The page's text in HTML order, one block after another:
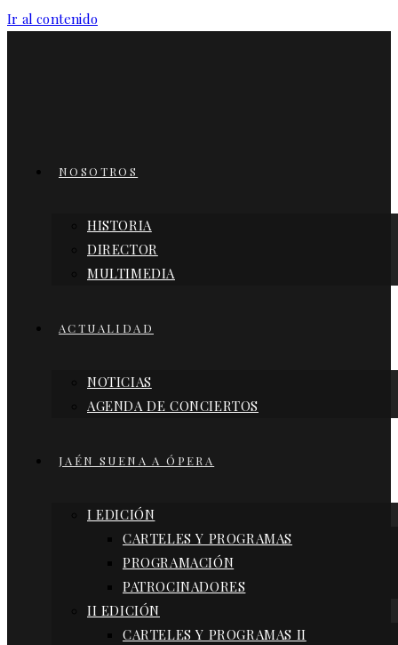
Ir al contenido
NOSOTROS
HISTORIA
DIRECTOR
MULTIMEDIA
ACTUALIDAD
NOTICIAS
AGENDA DE CONCIERTOS
JAÉN SUENA A ÓPERA
I EDICIÓN
CARTELES Y PROGRAMAS
PROGRAMACIÓN
PATROCINADORES
II EDICIÓN
CARTELES Y PROGRAMAS II